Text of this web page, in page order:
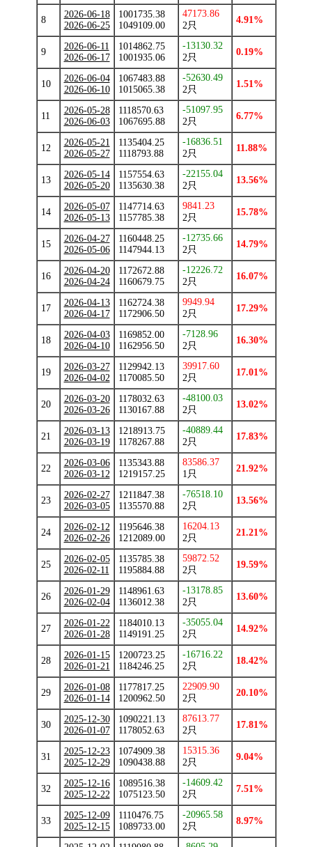
8
2026-06-18
2026-06-25
1001735.38
1049109.00
47173.86
2只
4.91%
9
2026-06-11
2026-06-17
1014862.75
1001935.06
-13130.32
2只
0.19%
10
2026-06-04
2026-06-10
1067483.88
1015065.38
-52630.49
2只
1.51%
11
2026-05-28
2026-06-03
1118570.63
1067695.88
-51097.95
2只
6.77%
12
2026-05-21
2026-05-27
1135404.25
1118793.88
-16836.51
2只
11.88%
13
2026-05-14
2026-05-20
1157554.63
1135630.38
-22155.04
2只
13.56%
14
2026-05-07
2026-05-13
1147714.63
1157785.38
9841.23
2只
15.78%
15
2026-04-27
2026-05-06
1160448.25
1147944.13
-12735.66
2只
14.79%
16
2026-04-20
2026-04-24
1172672.88
1160679.75
-12226.72
2只
16.07%
17
2026-04-13
2026-04-17
1162724.38
1172906.50
9949.94
2只
17.29%
18
2026-04-03
2026-04-10
1169852.00
1162956.50
-7128.96
2只
16.30%
19
2026-03-27
2026-04-02
1129942.13
1170085.50
39917.60
2只
17.01%
20
2026-03-20
2026-03-26
1178032.63
1130167.88
-48100.03
2只
13.02%
21
2026-03-13
2026-03-19
1218913.75
1178267.88
-40889.44
2只
17.83%
22
2026-03-06
2026-03-12
1135343.88
1219157.25
83586.37
1只
21.92%
23
2026-02-27
2026-03-05
1211847.38
1135570.88
-76518.10
2只
13.56%
24
2026-02-12
2026-02-26
1195646.38
1212089.00
16204.13
2只
21.21%
25
2026-02-05
2026-02-11
1135785.38
1195884.88
59872.52
2只
19.59%
26
2026-01-29
2026-02-04
1148961.63
1136012.38
-13178.85
2只
13.60%
27
2026-01-22
2026-01-28
1184010.13
1149191.25
-35055.04
2只
14.92%
28
2026-01-15
2026-01-21
1200723.25
1184246.25
-16716.22
2只
18.42%
29
2026-01-08
2026-01-14
1177817.25
1200962.50
22909.90
2只
20.10%
30
2025-12-30
2026-01-07
1090221.13
1178052.63
87613.77
2只
17.81%
31
2025-12-23
2025-12-29
1074909.38
1090438.88
15315.36
2只
9.04%
32
2025-12-16
2025-12-22
1089516.38
1075123.50
-14609.42
2只
7.51%
33
2025-12-09
2025-12-15
1110476.75
1089733.00
-20965.58
2只
8.97%